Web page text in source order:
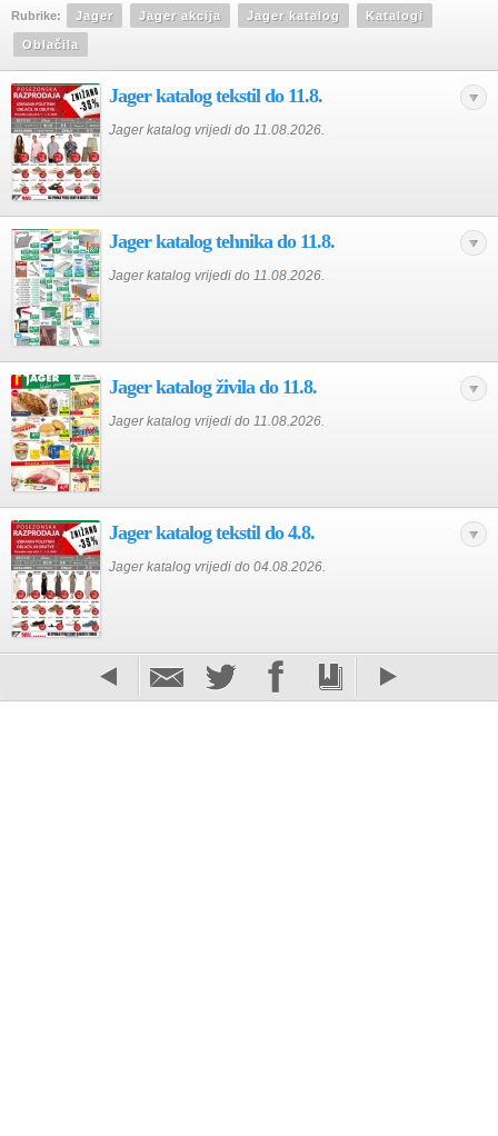
Rubrike: Jager Jager akcija Jager katalog Katalogi
Oblačila
Jager katalog tekstil do 11.8.
Jager katalog vrijedi do 11.08.2026.
Jager katalog tehnika do 11.8.
Jager katalog vrijedi do 11.08.2026.
Jager katalog živila do 11.8.
Jager katalog vrijedi do 11.08.2026.
Jager katalog tekstil do 4.8.
Jager katalog vrijedi do 04.08.2026.